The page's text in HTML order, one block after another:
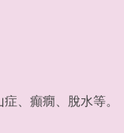
、癲癇、脫水等。